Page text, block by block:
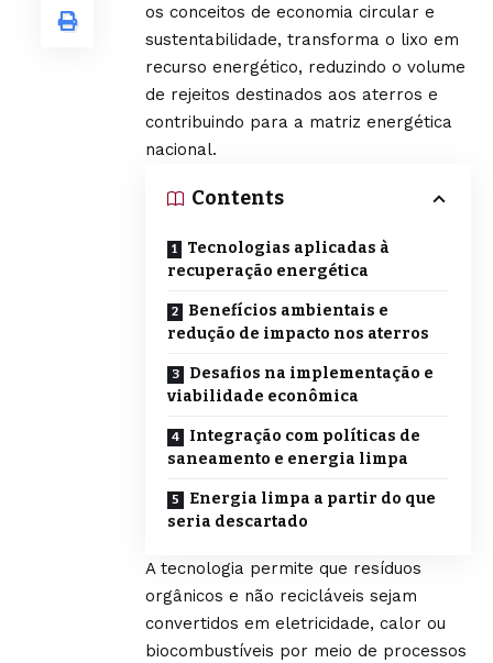
os conceitos de economia circular e
sustentabilidade, transforma o lixo em
recurso energético, reduzindo o volume
de rejeitos destinados aos aterros e
contribuindo para a matriz energética
nacional.
Contents
Tecnologias aplicadas à
recuperação energética
Benefícios ambientais e
redução de impacto nos aterros
Desafios na implementação e
viabilidade econômica
Integração com políticas de
saneamento e energia limpa
Energia limpa a partir do que
seria descartado
A tecnologia permite que resíduos
orgânicos e não recicláveis sejam
convertidos em eletricidade, calor ou
biocombustíveis por meio de processos